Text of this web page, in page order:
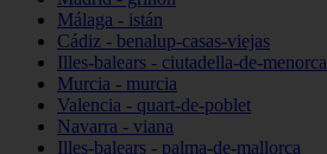
Málaga - istán
Cádiz - benalup-casas-viejas
Illes-balears - ciutadella-de-menorca
Murcia - murcia
Valencia - quart-de-poblet
Navarra - viana
Illes-balears - palma-de-mallorca